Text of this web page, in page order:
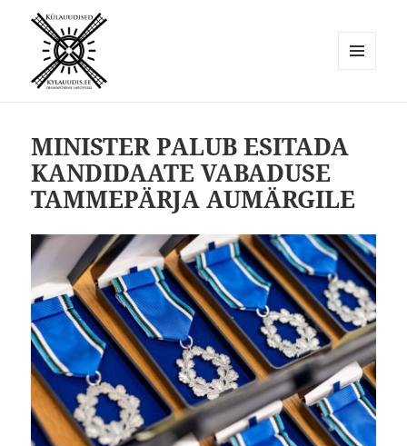
MINISTER PALUB ESITADA
KANDIDAATE VABADUSE
TAMMEPÄRJA AUMÄRGILE